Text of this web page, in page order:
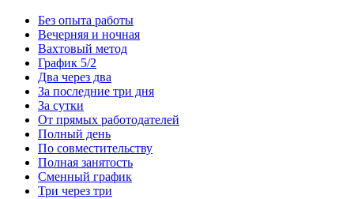
Без опыта работы
Вечерняя и ночная
Вахтовый метод
График 5/2
Два через два
За последние три дня
За сутки
От прямых работодателей
Полный день
По совместительству
Полная занятость
Сменный график
Три через три